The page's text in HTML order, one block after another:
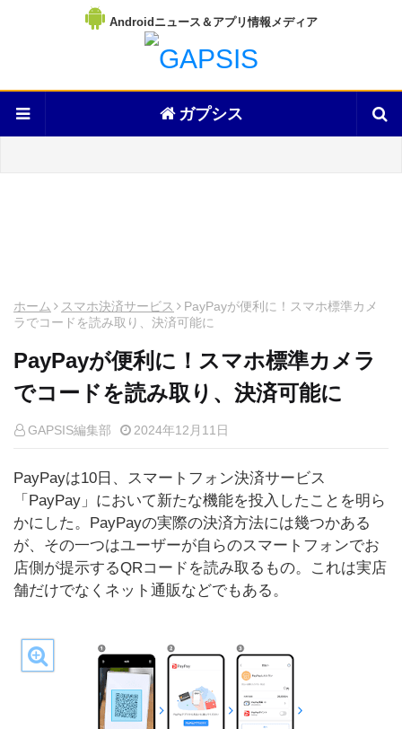
Androidニュース＆アプリ情報メディア
ガプシス
ホーム スマホ決済サービス
PayPayが便利に！スマホ標準カメ
ラでコードを読み取り、決済可能に
PayPayが便利に！スマホ標準カメラ
でコードを読み取り、決済可能に
GAPSIS編集部 2024年12月11日
PayPayは10日、スマートフォン決済サービス
「PayPay」において新たな機能を投入したことを明ら
かにした。PayPayの実際の決済方法には幾つかある
が、その一つはユーザーが自らのスマートフォンでお
店側が提示するQRコードを読み取るもの。これは実店
舗だけでなくネット通販などでもある。